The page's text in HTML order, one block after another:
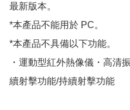
最新版本。
*本產品不能用於 PC。
*本產品不具備以下功能。
・運動型紅外熱像儀・高清
續射擊功能/持續射擊功能